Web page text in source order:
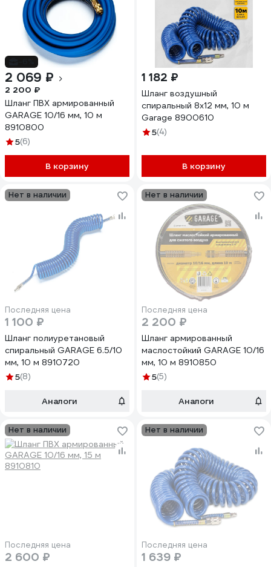
2 069 ₽
2 200 ₽
Шланг ПВХ армированный
GARAGE 10/16 мм, 10 м
8910800
5(6)
В корзину
1 182 ₽
Шланг воздушный
спиральный 8х12 мм, 10 м
Garage 8900610
5(4)
В корзину
Нет в наличии
Последняя цена
1 100 ₽
Шланг полиуретановый
спиральный GARAGE 6.5/10
мм, 10 м 8910720
5(8)
Аналоги
Нет в наличии
Последняя цена
2 200 ₽
Шланг армированный
маслостойкий GARAGE 10/16
мм, 10 м 8910850
5(5)
Аналоги
Нет в наличии
Последняя цена
2 600 ₽
Нет в наличии
Последняя цена
1 639 ₽